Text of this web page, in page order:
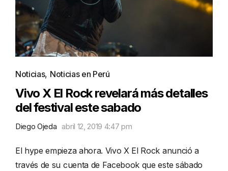
Noticias, Noticias en Perú
Vivo X El Rock revelará más detalles
del festival este sabado
Diego Ojeda abril 12, 2019 4:47 pm
El hype empieza ahora. Vivo X El Rock anunció a
través de su cuenta de Facebook que este sábado